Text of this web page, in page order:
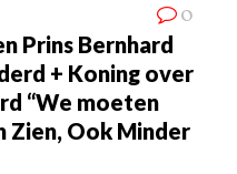
0
Prins Bernhard
+ Koning over
“We moeten
Zien, Ook Minder